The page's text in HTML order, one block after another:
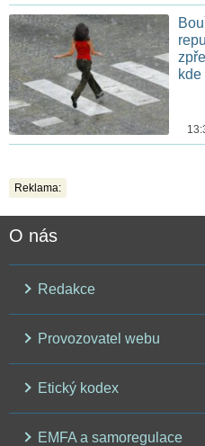
Reklama:
O nás
Redakce
Provozovatel webu
Etický kodex
EMFA a samoregulace